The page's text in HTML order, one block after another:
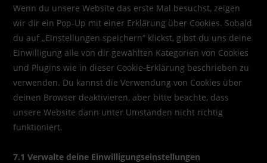
Wenn du unsere Website das erste Mal besuchst, zeigen
wir dir ein Pop-Up mit einer Erklärung über Cookies. Sobald
du auf „Einstellungen speichern“ klickst, gibst du uns deine
Einwilligung alle von dir gewählten Kategorien von Cookies
und Plugins wie in dieser Cookie-Erklärung beschrieben zu
verwenden. Du kannst die Verwendung von Cookies über
deinen Browser deaktivieren, aber bitte beachte, dass
unsere Website dann unter Umständen nicht richtig
funktioniert.
7.1 Verwalte deine Einwilligungseinstellungen